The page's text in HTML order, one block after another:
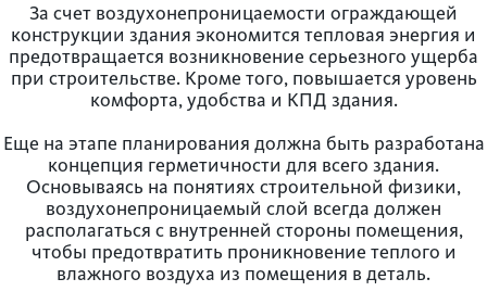
За счет воздухонепроницаемости ограждающей
конструкции здания экономится тепловая энергия и
предотвращается возникновение серьезного ущерба
при строительстве. Кроме того, повышается уровень
комфорта, удобства и КПД здания.
Еще на этапе планирования должна быть разработана
концепция герметичности для всего здания.
Основываясь на понятиях строительной физики,
воздухонепроницаемый слой всегда должен
располагаться с внутренней стороны помещения,
чтобы предотвратить проникновение теплого и
влажного воздуха из помещения в деталь.